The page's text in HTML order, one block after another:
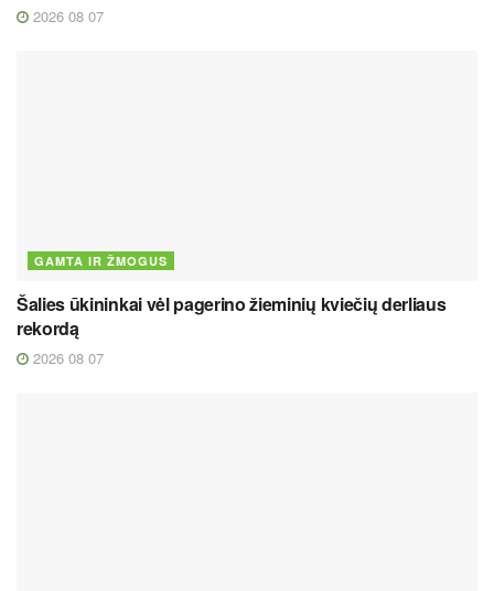
2026 08 07
GAMTA IR ŽMOGUS
Šalies ūkininkai vėl pagerino žieminių kviečių derliaus
rekordą
2026 08 07